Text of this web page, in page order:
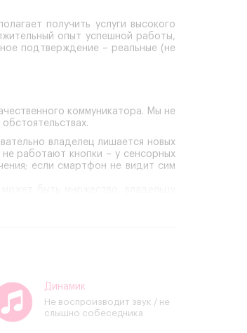
получить услуги высокого
опыт успешной работы,
подтверждение – реальные (не
коммуникатора. Мы не
владелец лишается новых
работают кнопки – у сенсорных
если смартфон не видит сим
ремонт телефонов Xiaomi Redmi
которыми наши клиенты
работы, регулярно расширяют
пропадает сеть, разбит экран
инженер устанавливает
оснащено каждое рабочее место
Динамик
Не воспроизводит звук / не
слышно собеседника